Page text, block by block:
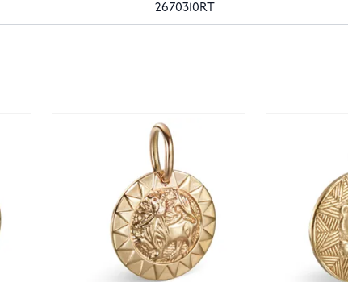
2670310RT